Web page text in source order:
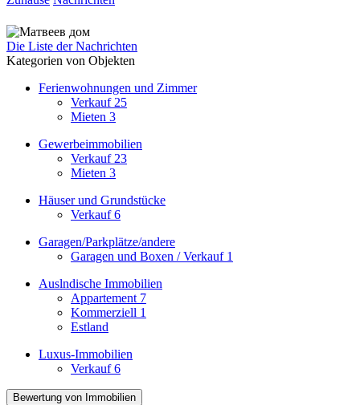
Die Liste der Nachrichten
Kategorien von Objekten
Ferienwohnungen und Zimmer
Verkauf 25
Mieten 3
Gewerbeimmobilien
Verkauf 23
Mieten 3
Häuser und Grundstücke
Verkauf 6
Garagen/Parkplätze/andere
Garagen und Boxen / Verkauf 1
Auslndische Immobilien
Appartement 7
Kommerziell 1
Estland
Luxus-Immobilien
Verkauf 6
Bewertung von Immobilien